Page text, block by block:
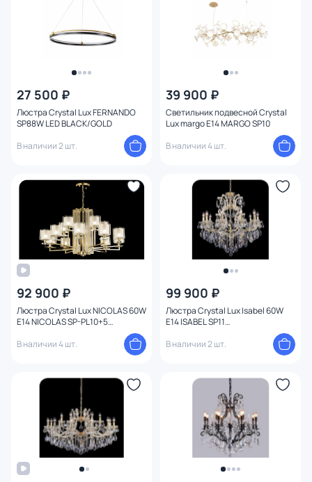
27 500 ₽
Люстра Crystal Lux FERNANDO
SP88W LED BLACK/GOLD
В наличии 2 шт.
39 900 ₽
Светильник подвесной Crystal
Lux margo E14 MARGO SP10
В наличии 4 шт.
92 900 ₽
Люстра Crystal Lux NICOLAS 60W
E14 NICOLAS SP-PL10+5
В наличии 4 шт.
99 900 ₽
Люстра Crystal Lux Isabel 60W
E14 ISABEL SP11
В наличии 2 шт.